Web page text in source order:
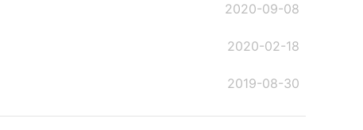
2020-09-08
2020-02-18
2019-08-30